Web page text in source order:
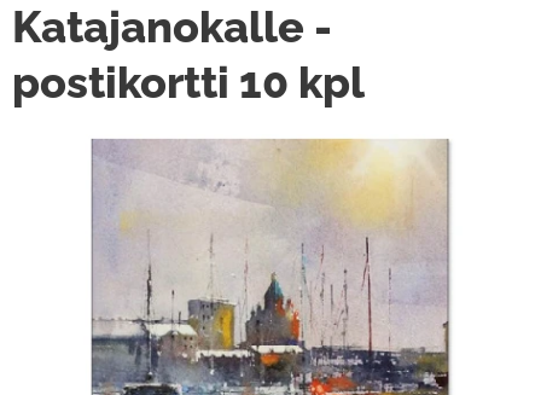
Katajanokalle -
postikortti 10 kpl